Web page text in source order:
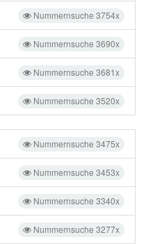
Nummernsuche 3754x
Nummernsuche 3690x
Nummernsuche 3681x
Nummernsuche 3520x
Nummernsuche 3475x
Nummernsuche 3453x
Nummernsuche 3340x
Nummernsuche 3277x